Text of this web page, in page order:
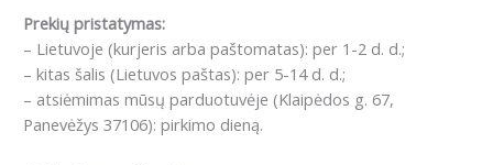
Prekių pristatymas:
– Lietuvoje (kurjeris arba paštomatas): per 1-2 d. d.;
– kitas šalis (Lietuvos paštas): per 5-14 d. d.;
– atsiėmimas mūsų parduotuvėje (Klaipėdos g. 67,
Panevėžys 37106): pirkimo dieną.